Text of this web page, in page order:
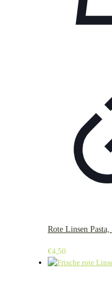
Rote Linsen Pasta,
€4,50